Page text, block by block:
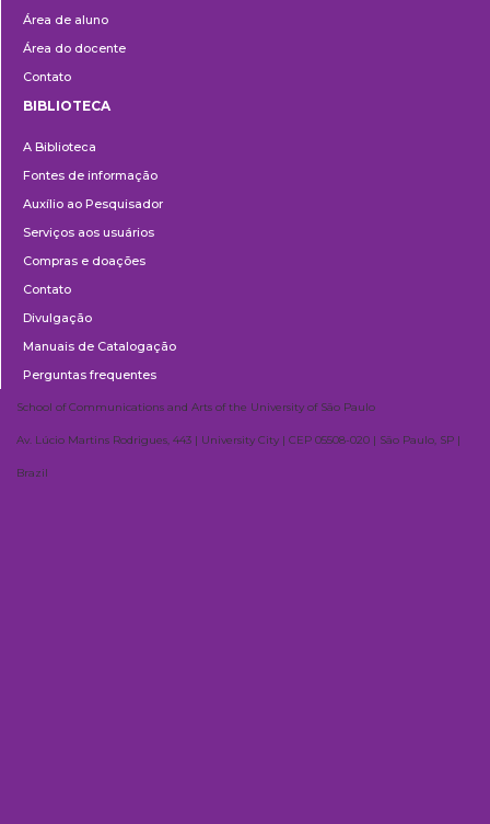
Área de aluno
Área do docente
Contato
BIBLIOTECA
A Biblioteca
Fontes de informação
Auxílio ao Pesquisador
Serviços aos usuários
Compras e doações
Contato
Divulgação
Manuais de Catalogação
Perguntas frequentes
School of Communications and Arts of the University of São Paulo
Av. Lúcio Martins Rodrigues, 443 | University City | CEP 05508-020 | São Paulo, SP |
Brazil